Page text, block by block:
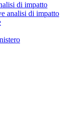
di impatto
analisi di impatto